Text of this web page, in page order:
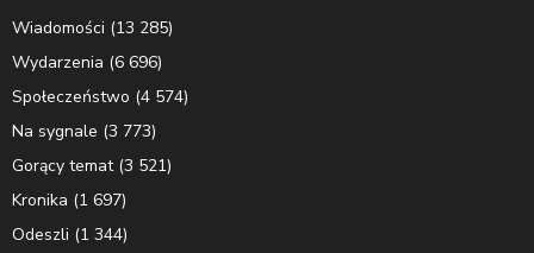
Wiadomości (13 285)
Wydarzenia (6 696)
Społeczeństwo (4 574)
Na sygnale (3 773)
Gorący temat(3 521)
Kronika (1 697)
Odeszli (1 344)